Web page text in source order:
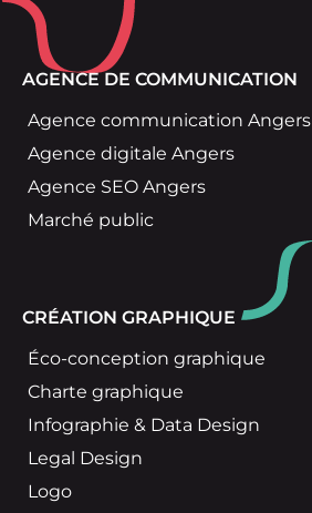
AGENCE DE COMMUNICATION
Agence communication Angers
Agence digitale Angers
Agence SEO Angers
Marché public
CRÉATION GRAPHIQUE
Éco-conception graphique
Charte graphique
Infographie & Data Design
Legal Design
Logo